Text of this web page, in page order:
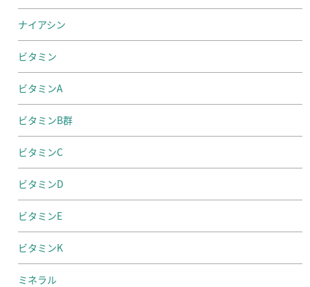
ナイアシン
ビタミン
ビタミンA
ビタミンB群
ビタミンC
ビタミンD
ビタミンE
ビタミンK
ミネラル